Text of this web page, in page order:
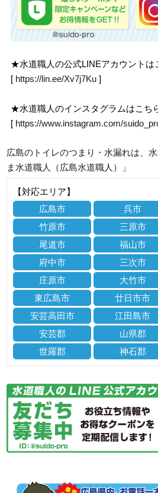
★水道職人の公式LINEアカウントは
[ https://lin.ee/Xv7j7Ku ]
★水道職人のインスタグラムはこち
[ https://www.instagram.com/
広島のトイレのつまり・水漏れは、
ま水道職人（広島水道職人）」
【対応エリア】
広島市
呉市
竹原市
三原市
尾道市
福山市
府中市
三次市
庄原市
大竹市
東広島市
廿日市市
安芸高田市
江田島市
安芸郡
山県郡
世羅郡
神石郡